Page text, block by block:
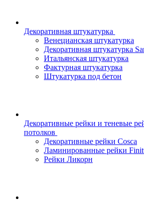
Декоративная штукатурка
Венецианская штукатурка
Декоративная штукатурка
Итальянская штукатурка
Фактурная штукатурка
Штукатурка под бетон
Декоративные рейки и теневые
потолков
Декоративные рейки Cosca
Ламинированные рейки
Рейки Ликорн